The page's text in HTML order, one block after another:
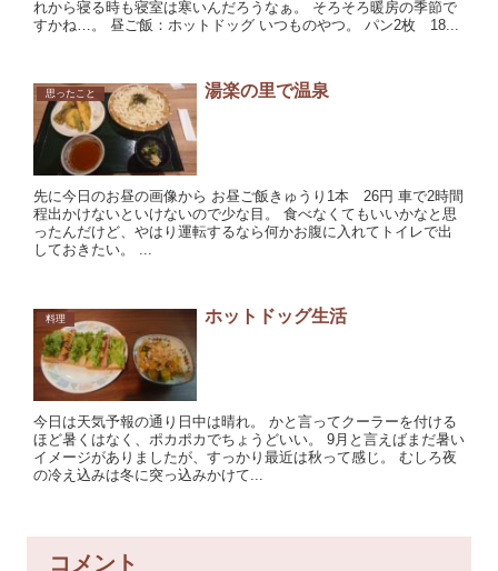
れから寝る時も寝室は寒いんだろうなぁ。 そろそろ暖房の季節で
すかね…。 昼ご飯：ホットドッグ いつものやつ。 パン2枚 18...
思ったこと 湯楽の里で温泉
先に今日のお昼の画像から お昼ご飯きゅうり1本 26円 車で2時間
程出かけないといけないので少な目。 食べなくてもいいかなと思
ったんだけど、やはり運転するなら何かお腹に入れてトイレで出
しておきたい。 ...
料理 ホットドッグ生活
今日は天気予報の通り日中は晴れ。 かと言ってクーラーを付ける
ほど暑くはなく、ポカポカでちょうどいい。 9月と言えばまだ暑い
イメージがありましたが、すっかり最近は秋って感じ。 むしろ夜
の冷え込みは冬に突っ込みかけて...
コメント